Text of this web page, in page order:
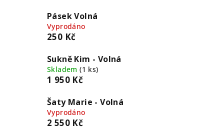
Pásek Volná
Vyprodáno
250 Kč
Sukně Kim - Volná
Skladem(1 ks)
1 950 Kč
Šaty Marie - Volná
Vyprodáno
2 550 Kč